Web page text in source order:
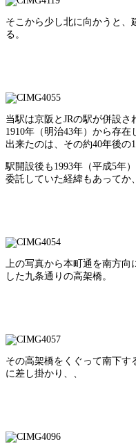
そこから少し北に向かうと
る。
当駅は京阪とJRの駅が併設
1910年（明治43年）から存
出来たのは、その約40年後の
駅開設後も1993年（平成5年
委託していた経緯もあってか
上の写真から本町通を南方向
した九条通りの高架橋。
その高架橋をくぐって南下す
に差し掛かり、、